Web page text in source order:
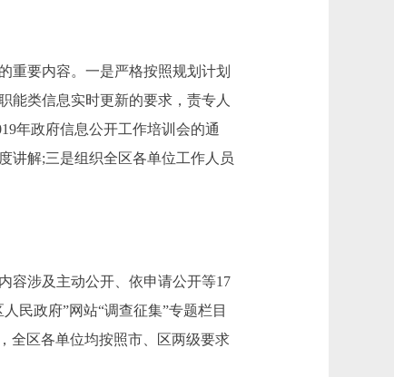
要内容。一是严格按照规划计划
能类信息实时更新的要求，责专人
年政府信息公开工作培训会的通
讲解;三是组织全区各单位工作人员
涉及主动公开、依申请公开等17
民政府”网站“调查征集”专题栏目
全区各单位均按照市、区两级要求